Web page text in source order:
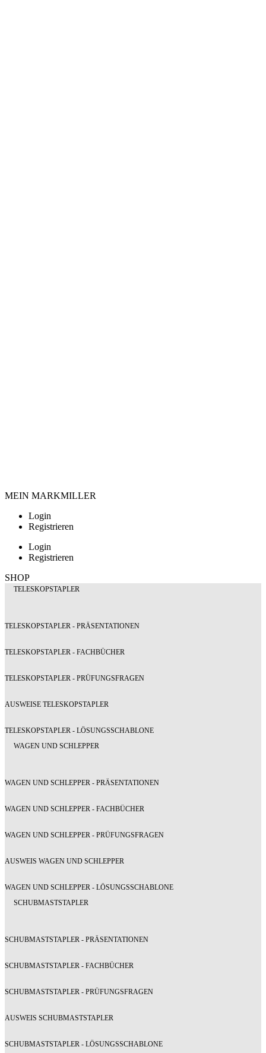
MEIN MARKMILLER
Login
Registrieren
Login
Registrieren
SHOP
TELESKOPSTAPLER
TELESKOPSTAPLER - PRÄSENTATIONEN
TELESKOPSTAPLER - FACHBÜCHER
TELESKOPSTAPLER - PRÜFUNGSFRAGEN
AUSWEISE TELESKOPSTAPLER
TELESKOPSTAPLER - LÖSUNGSSCHABLONE
WAGEN UND SCHLEPPER
WAGEN UND SCHLEPPER - PRÄSENTATIONEN
WAGEN UND SCHLEPPER - FACHBÜCHER
WAGEN UND SCHLEPPER - PRÜFUNGSFRAGEN
AUSWEIS WAGEN UND SCHLEPPER
WAGEN UND SCHLEPPER - LÖSUNGSSCHABLONE
SCHUBMASTSTAPLER
SCHUBMASTSTAPLER - PRÄSENTATIONEN
SCHUBMASTSTAPLER - FACHBÜCHER
SCHUBMASTSTAPLER - PRÜFUNGSFRAGEN
AUSWEIS SCHUBMASTSTAPLER
SCHUBMASTSTAPLER - LÖSUNGSSCHABLONE